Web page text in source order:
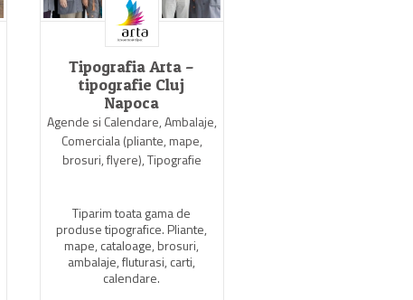
Tipografia Arta –
tipografie Cluj
Napoca
Agende si Calendare, Ambalaje,
Comerciala (pliante, mape,
brosuri, flyere), Tipografie
Tiparim toata gama de
produse tipografice. Pliante,
mape, cataloage, brosuri,
ambalaje, fluturasi, carti,
calendare.